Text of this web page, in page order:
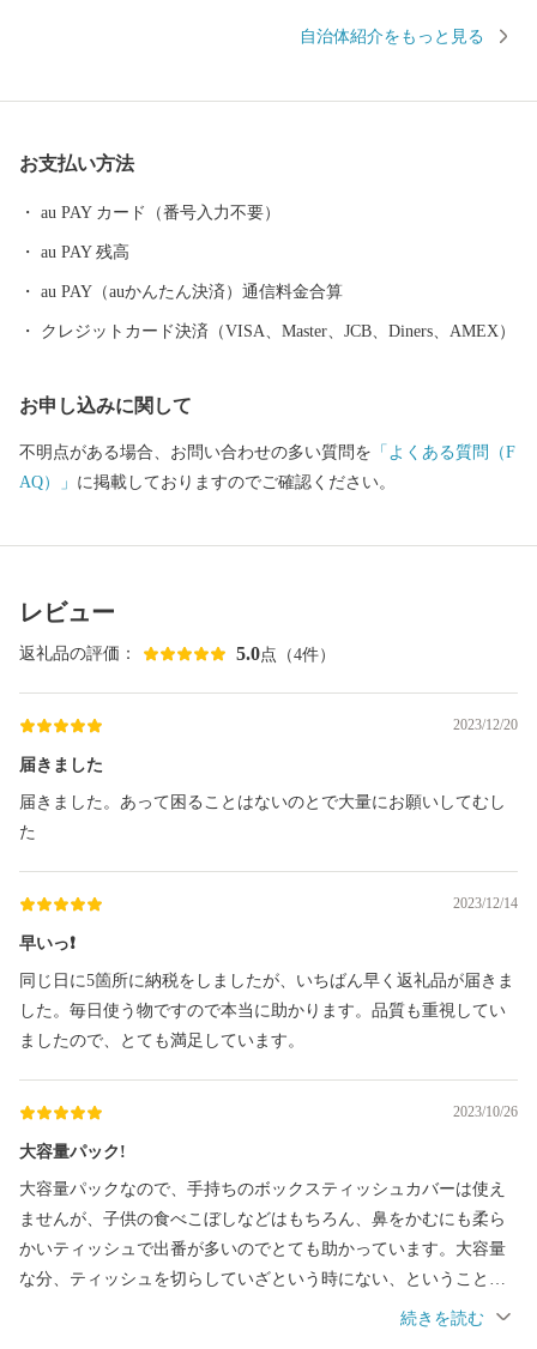
ら「ものづくりのまち」として大きく政策転換しました。 市内で
感謝の気持ちを込めてお届けします。 赤平市より真心を込めて。
自治体紹介をもっと見る
お支払い方法
au PAY カード（番号入力不要）
au PAY 残高
au PAY（auかんたん決済）通信料金合算
クレジットカード決済（VISA、Master、JCB、Diners、AMEX）
お申し込みに関して
不明点がある場合、お問い合わせの多い質問を 「よくある質問（F
AQ）」 に掲載しておりますのでご確認ください。
レビュー
返礼品の評価： 5.0点（4件）
2023/12/20
届きました
届きました。あって困ることはないのとで大量にお願いしてむし
た
2023/12/14
早いっ❗
同じ日に5箇所に納税をしましたが、いちばん早く返礼品が届きま
した。毎日使う物ですので本当に助かります。品質も重視してい
ましたので、とても満足しています。
2023/10/26
大容量パック!
大容量パックなので、手持ちのボックスティッシュカバーは使え
ませんが、子供の食べこぼしなどはもちろん、鼻をかむにも柔ら
かいティッシュで出番が多いのでとても助かっています。大容量
な分、ティッシュを切らしていざという時にない、ということも